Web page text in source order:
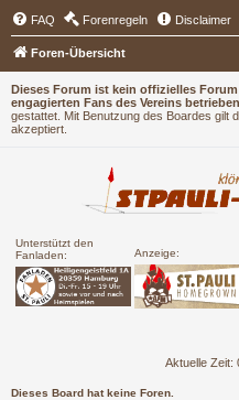
Dieses Forum ist kein offizielles
engagierten Fans des Vereins
gestattet. Mit Benutzung des Boardes gilt
akzeptiert.
Unterstützt den
Fanladen:
Anzeige:
FAQ Forenregeln Disclaimer
Foren-Übersicht
Aktuelle Zeit:
Dieses Board hat keine Foren.